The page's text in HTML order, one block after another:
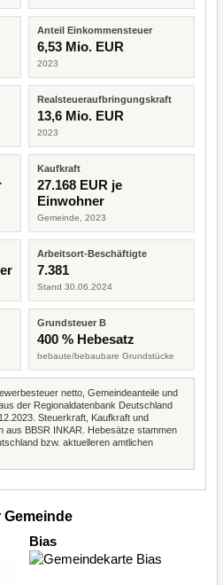
Anteil Einkommensteuer
6,53 Mio. EUR
2023
Realsteueraufbringungskraft
13,6 Mio. EUR
2023
Kaufkraft
27.168 EUR je
Einwohner
Gemeinde, 2023
Arbeitsort-Beschäftigte
7.381
Stand 30.06.2024
Grundsteuer B
400 % Hebesatz
bebaute/bebaubare Grundstücke
netto, Gemeindeanteile und
der Regionaldatenbank Deutschland
Steuerkraft, Kaufkraft und
aus BBSR INKAR. Hebesätze stammen
bzw. aktuelleren amtlichen
Bias